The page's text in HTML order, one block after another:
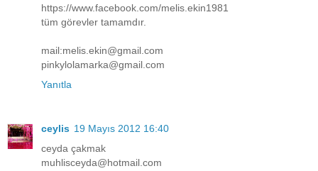
https://www.facebook.com/melis.ekin1981
tüm görevler tamamdır.
mail:melis.ekin@gmail.com
pinkylolamarka@gmail.com
Yanıtla
ceylis 19 Mayıs 2012 16:40
ceyda çakmak
muhlisceyda@hotmail.com